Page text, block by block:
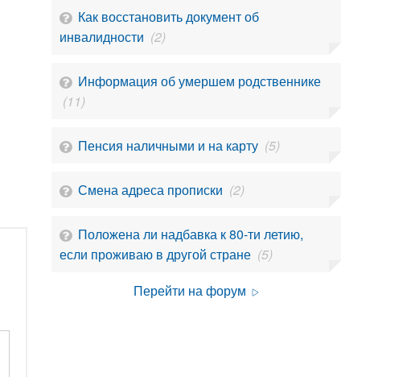
Как восстановить документ об
инвалидности (2)
Информация об умершем родственнике
(11)
Пенсия наличными и на карту (5)
Смена адреса прописки (2)
Положена ли надбавка к 80-ти летию,
если проживаю в другой стране (5)
Перейти на форум